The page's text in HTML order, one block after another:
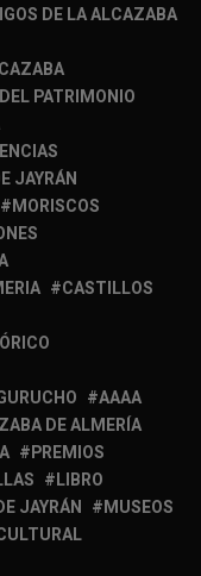
DE LA ALCAZABA
PATRIMONIO
JAYRÁN
MORISCOS
CASTILLOS
AAAA
DE ALMERÍA
PREMIOS
LIBRO
JAYRÁN
MUSEOS